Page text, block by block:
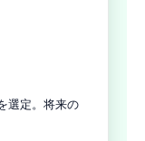
選定。将来の